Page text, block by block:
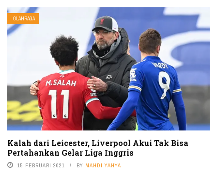
OLAHRAGA
Kalah dari Leicester, Liverpool Akui Tak Bisa
Pertahankan Gelar Liga Inggris
15 FEBRUARI 2021 BY MAHDI YAHYA